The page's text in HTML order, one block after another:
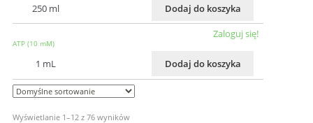
250 ml Dodaj do koszyka
ATP (10 mM)
1 mL
Zaloguj się!
Dodaj do koszyka
Wyświetlanie 1–12 z 76 wyników